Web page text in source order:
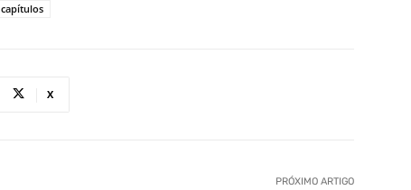
X
PRÓXIMO ARTIGO